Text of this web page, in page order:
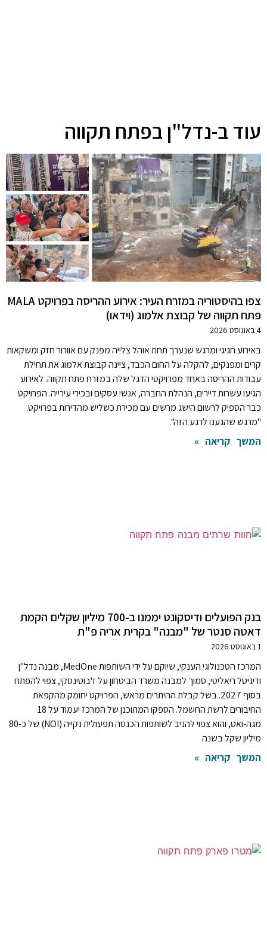
עוד ב-נדל"ן בפתח תקווה
צפו בהיסטוריה במזרח העיר: אירוע ההריסה בפרויקט MALA
פתח תקווה של קבוצת אלמוג (וידאו)
4 באוגוסט 2026
באירוע חגיגי ומרגש שנערך תחת אוהל צלייה מפנק עם אוורור חזק ומשקאות
קרים ומפנקים, להקלה על החום הכבד, ציינה קבוצת אלמוג את תחילת
עבודות ההריסה באחד מפרויקטי הדגל שלה במזרח פתח תקווה. לאירוע
הגיעו עשרות דיירים, הנהלת החברה, אנשי עסקים ובכירי עירייה. הפרויקט
כבר הספיק לרשום הישג מרשים עם מכירת כשליש מהדירות בפרויקט.
"מרגש שהגענו לרגע הזה".
המשך קריאה »
בנק הפועלים ודיסקונט יממנו ב-700 מיליון שקלים הקמת
דאטה סנטר של "מבנה" בקרית אריה פ"ת
1 באוגוסט 2026
המרכז הטכנולוגי הענקי, שיוקם על ידי השותפות MedOne, מבנה נדל"ן
ודיגיטל ריאליטי, סמוך למבנה משרד הביטחון על ז'בוטינסקי, צפוי להפתח
בסוף 2027. בשל קבלת ההיתרים מראש, הפרויקט יחומק מהקפאת
החיבורים לרשת החשמל. הספקו המתוכנן של המרכז יעמוד על 18
מגה-ואט, והוא צפוי להניב לשותפות הכנסה תפעולית נקייה (NOI) של כ-80
מיליון שקל בשנה
המשך קריאה »